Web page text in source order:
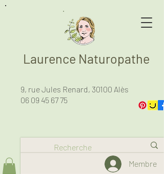
9, rue Jules Renard, 30100 Alès
06 09 45 67 75
Membre
Laurence Naturopathe